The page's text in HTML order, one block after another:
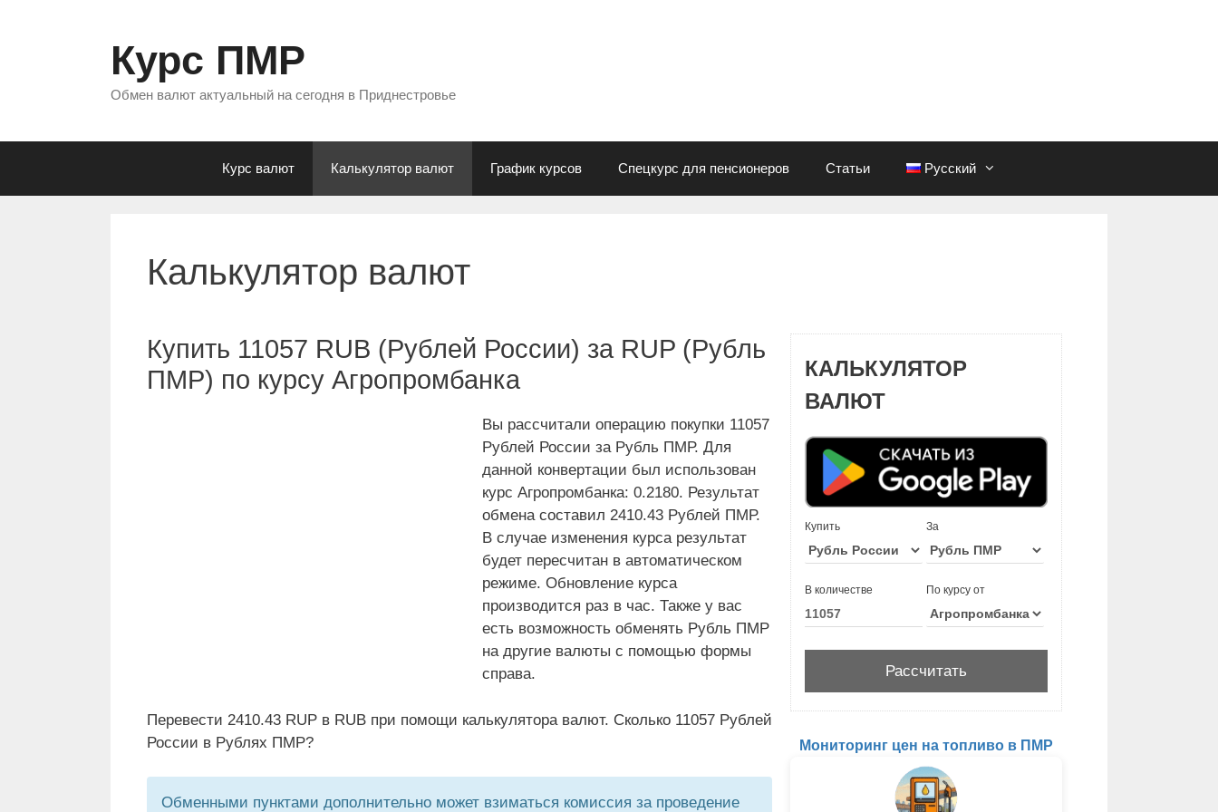
Курс ПМР
Обмен валют актуальный на сегодня в Приднестровье
Курс валют Калькулятор валют График курсов Спецкурс для пенсионеров Статьи Русский
Калькулятор валют
Купить 11057 RUB (Рублей России) за RUP (Рубль
ПМР) по курсу Агропромбанка
Вы рассчитали операцию покупки 11057
Рублей России за Рубль ПМР. Для
данной конвертации был использован
курс Агропромбанка: 0.2180. Результат
обмена составил 2410.43 Рублей ПМР.
В случае изменения курса результат
будет пересчитан в автоматическом
режиме. Обновление курса
производится раз в час. Также у вас
есть возможность обменять Рубль ПМР
на другие валюты с помощью формы
справа.
Перевести 2410.43 RUP в RUB при помощи калькулятора валют. Сколько 11057 Рублей
России в Рублях ПМР?
Обменными пунктами дополнительно может взиматься комиссия за проведение
КАЛЬКУЛЯТОР
ВАЛЮТ
Купить За
В количестве По курсу от
Мониторинг цен на топливо в ПМР